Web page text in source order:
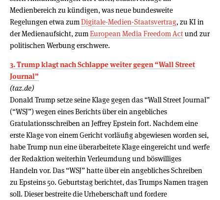
Medienbereich zu kündigen, was neue bundesweite
Regelungen etwa zumDigitale-Medien-Staatsvertrag, zu KI in
der Medienaufsicht, zumEuropean Media Freedom Actund zur
politischen Werbung erschwere.
3. Trump klagt nach Schlappe weiter gegen “Wall Street
Journal”
(taz.de)
Donald Trump setze seine Klage gegen das “Wall Street Journal”
(“WSJ”) wegen eines Berichts über ein angebliches
Gratulationsschreiben an Jeffrey Epstein fort. Nachdem eine
erste Klage von einem Gericht vorläufig abgewiesen worden sei,
habe Trump nun eine überarbeitete Klage eingereicht und werfe
der Redaktion weiterhin Verleumdung und böswilliges
Handeln vor. Das “WSJ” hatte über ein angebliches Schreiben
zu Epsteins 50. Geburtstag berichtet, das Trumps Namen tragen
soll. Dieser bestreite die Urheberschaft und fordere